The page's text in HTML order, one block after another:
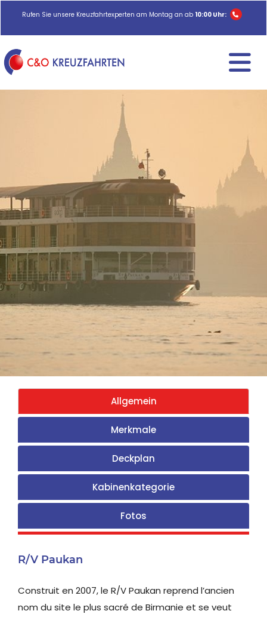
Rufen Sie unsere Kreuzfahrtexperten am Montag an ab 10:00 Uhr:
Allgemein
Merkmale
Deckplan
Kabinenkategorie
Fotos
R/V Paukan
Construit en 2007, le R/V Paukan reprend l’ancien
nom du site le plus sacré de Birmanie et se veut